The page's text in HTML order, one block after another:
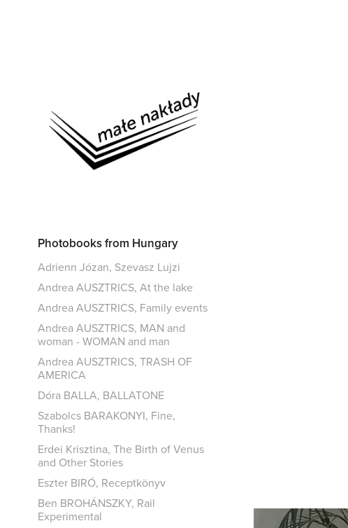
Photobooks from Hungary
Adrienn Józan, Szevasz Lujzi
Andrea AUSZTRICS, At the lake
Andrea AUSZTRICS, Family events
Andrea AUSZTRICS, MAN and
woman - WOMAN and man
Andrea AUSZTRICS, TRASH OF
AMERICA
Dóra BALLA, BALLATONE
Szabolcs BARAKONYI, Fine,
Thanks!
Erdei Krisztina, The Birth of Venus
and Other Stories
Eszter BIRÓ, Receptkönyv
Ben BROHÁNSZKY, Rail
Experimental